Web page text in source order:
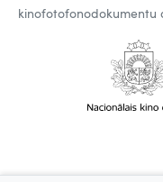
kinofotofonodokumentu